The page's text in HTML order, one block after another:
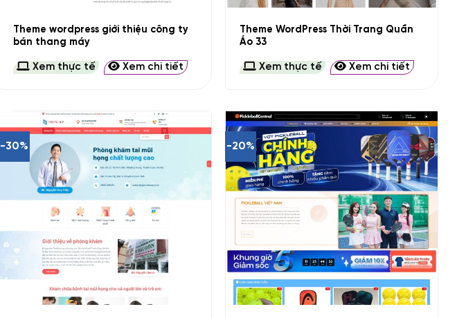
Theme wordpress giới thiệu công ty
bán thang máy
Xem thực tế Xem chi tiết
Theme WordPress Thời Trang Quần
Áo 33
Xem thực tế Xem chi tiết
-30% -20%
+